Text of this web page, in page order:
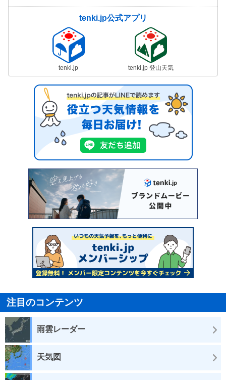
tenki.jp公式アプリ
tenki.jp tenki.jp 登山天気
注目のコンテンツ
雨雲レーダー
天気図